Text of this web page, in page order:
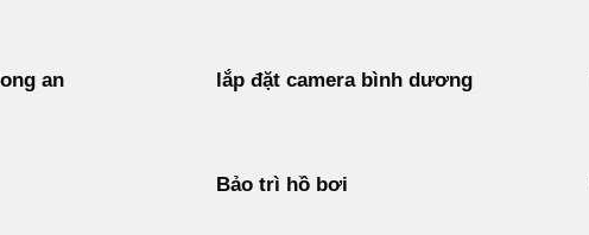
an lắp đặt camera bình dương
Bảo trì hồ bơi